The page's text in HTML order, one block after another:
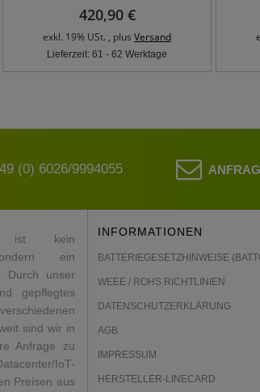
420,90 €
exkl. 19% USt. , plus Versand
Lieferzeit: 61 - 62 Werktage
(0) 6026/9994055
ist kein
ein
Durch unser
gepflegtes
sind wir in
Anfrage zu
IoT-
Preisen aus
INFORMATIONEN
BATTERIEGESETZHINWEISE
WEEE / ROHS RICHTLINIEN
DATENSCHUTZERKLÄRUNG
AGB
IMPRESSUM
HERSTELLER-LINECARD